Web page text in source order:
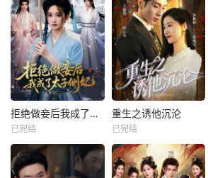
拒绝做妾后我成了太子侧妃
已完结
重生之诱他沉沦
已完结